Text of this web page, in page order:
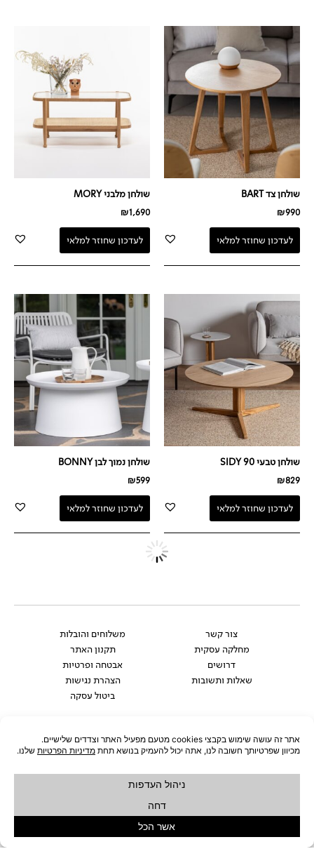
שולחן צד BART
₪990
לעדכון שחוזר למלאי
שולחן מלבני MORY
₪1,690
לעדכון שחוזר למלאי
שולחן טבעי SIDY 90
₪829
לעדכון שחוזר למלאי
שולחן נמוך לבן BONNY
₪599
לעדכון שחוזר למלאי
₪549
לעדכון שחוזר למלאי
₪829
לעדכון שחוזר למלאי